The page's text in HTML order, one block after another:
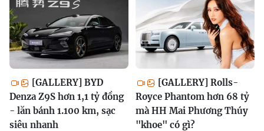
[GALLERY] BYD
Denza Z9S hơn 1,1 tỷ đồng
- lăn bánh 1.100 km, sạc
siêu nhanh
[GALLERY] Rolls-
Royce Phantom hơn 68 tỷ
mà HH Mai Phương Thúy
"khoe" có gì?